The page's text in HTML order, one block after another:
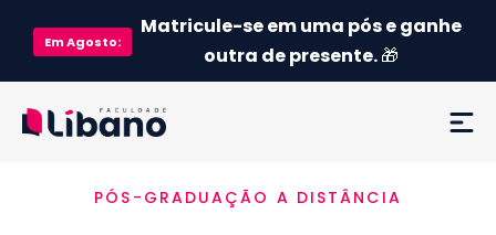
EmAgosto:
Matricule-se em uma pós e ganhe
outra de presente.🎁
EmentaPÓS-GRADUAÇÃO A DISTÂNCIA